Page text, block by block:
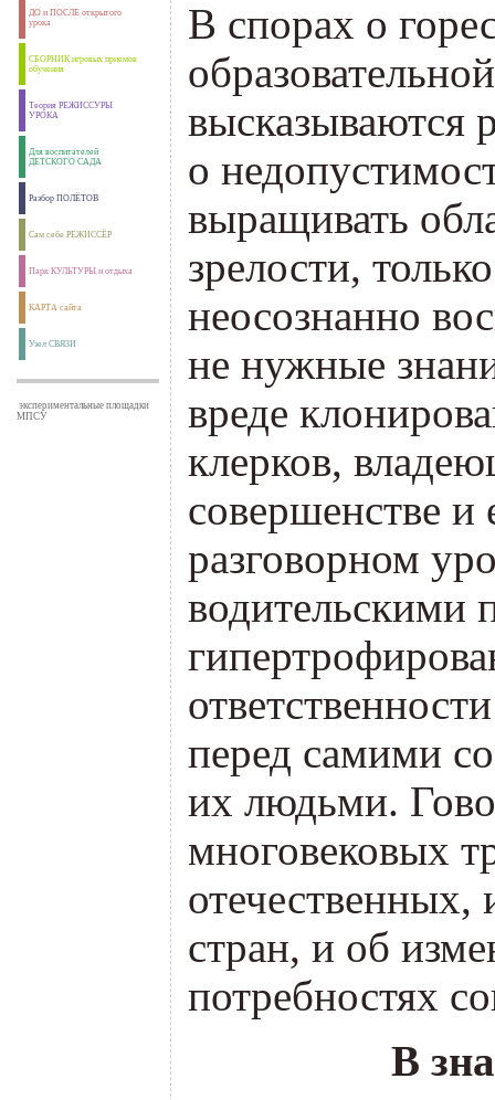
ДО и ПОСЛЕ открытого
урока
СБОРНИК игровых приемов
обучения
Теория РЕЖИССУРЫ
УРОКА
Для воспитателей
ДЕТСКОГО САДА
Разбор ПОЛЁТОВ
Сам себе РЕЖИССЁР
Парк КУЛЬТУРЫ и отдыха
КАРТА сайта
Узел СВЯЗИ
экспериментальные площадки
МПСУ
В спорах о
высказываются
о
выращивать
зрелости,
неосознанно
не нужные
вреде
клерков,
совершенстве и
разговорном
водительскими
перед самими
их людьми.
многовековых
отечественных,
стран, и об
потребностях
В